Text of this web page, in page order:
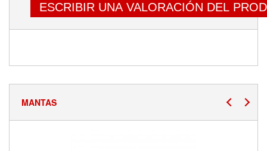
ESCRIBIR UNA VALORACIÓN DEL
MANTAS